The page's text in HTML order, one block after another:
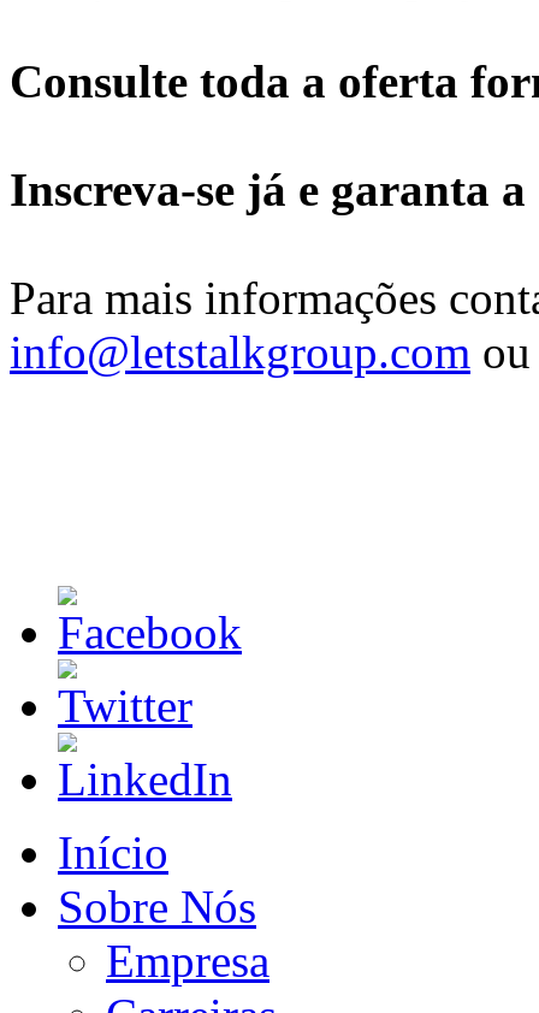
Consulte toda a oferta
Inscreva-se já e garanta
Para mais informações
info@letstalkgroup.com
Início
Sobre Nós
Empresa